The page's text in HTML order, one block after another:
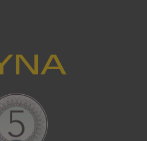
Microsoft
Corporation
de.syna.se